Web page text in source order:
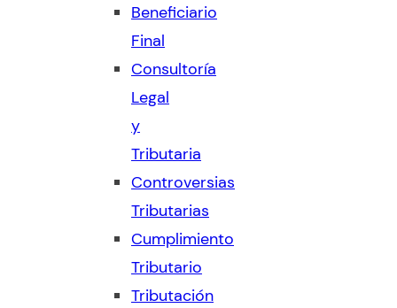
Beneficiario
Final
Consultoría
Legal
y
Tributaria
Controversias
Tributarias
Cumplimiento
Tributario
Tributación